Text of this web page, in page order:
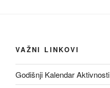
VAŽNI LINKOVI
Godišnji Kalendar Aktivnosti